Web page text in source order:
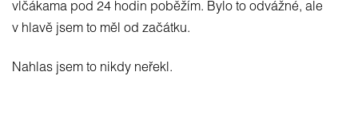
vlčákama pod 24 hodin poběžím. Bylo to odvážné, ale
v hlavě jsem to měl od začátku.
Nahlas jsem to nikdy neřekl.